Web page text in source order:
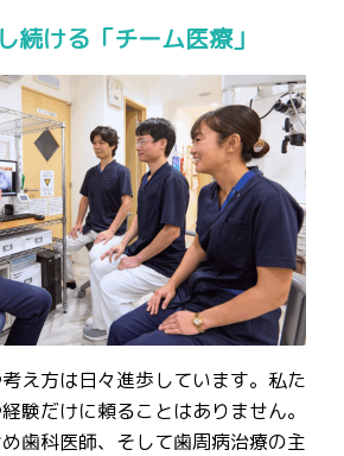
続ける「チーム医療」
え方は日々進歩しています。私た
験だけに頼ることはありません。
歯科医師、そして歯周病治療の主